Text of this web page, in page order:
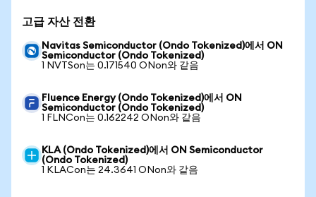
고급 자산 전환
Navitas Semiconductor (Ondo Tokenized)에서 ON
Semiconductor (Ondo Tokenized)
1 NVTSon는 0.171540 ONon와 같음
Fluence Energy (Ondo Tokenized)에서 ON
Semiconductor (Ondo Tokenized)
1 FLNCon는 0.162242 ONon와 같음
KLA (Ondo Tokenized)에서 ON Semiconductor
(Ondo Tokenized)
1 KLACon는 24.3641 ONon와 같음